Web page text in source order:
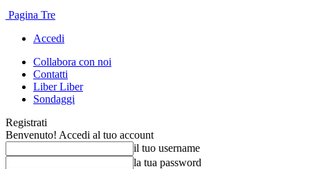
Pagina Tre
Accedi
Collabora con noi
Contatti
Liber Liber
Sondaggi
Registrati
Benvenuto! Accedi al tuo account
il tuo username
la tua password